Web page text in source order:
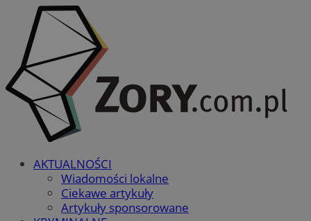
AKTUALNOŚCI
Wiadomości lokalne
Ciekawe artykuły
Artykuły sponsorowane